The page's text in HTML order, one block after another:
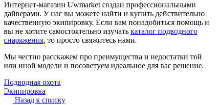
Интернет-магазин Uwmarket создан профессиональными
дайверами. У нас вы можете найти и купить действительно
качественную экипировку. Если вам понадобиться помощь и
вы не хотите самостоятельно изучать каталог подводного
снаряжения, то просто свяжитесь нами.
Мы честно расскажем про преимущества и недостатки той
или иной модели и посоветуем идеальное для вас решение.
Подводная охота
Экипировка
Назад к списку